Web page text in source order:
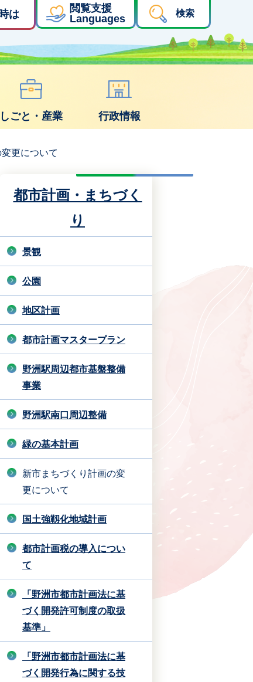
は
閲覧支援
Languages
検索
しごと・産業 行政情報
更について
都市計画・まちづく
り
景観
公園
地区計画
都市計画マスタープラン
野洲駅周辺都市基盤整備
事業
野洲駅南口周辺整備
緑の基本計画
新市まちづくり計画の変
更について
国土強靱化地域計画
都市計画税の導入につい
て
「野洲市都市計画法に基
づく開発許可制度の取扱
基準」
「野洲市都市計画法に基
づく開発行為に関する技